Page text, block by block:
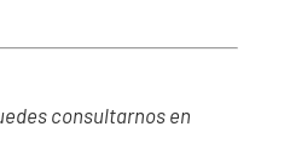
consultarnos en